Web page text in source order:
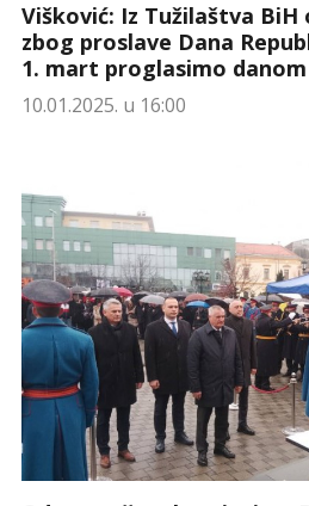
Višković: Iz Tužilaštva
zbog proslave Dana
1. mart proglasimo
10.01.2025. u 16:00